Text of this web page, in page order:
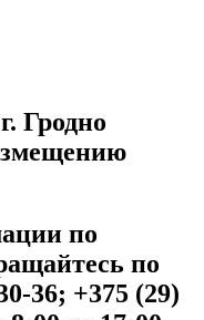
Гродно
по
по
36; +375 (29)